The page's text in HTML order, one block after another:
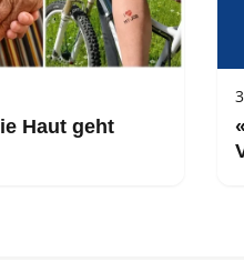
Haut geht